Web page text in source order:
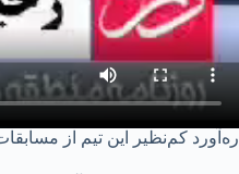
ره‌آورد کم‌نظیر این تیم از مسابقات جهانی تانگ سودو ۲۰۲۴ در سئول، ۸ مدال طلا، ۸ مدال نقره و